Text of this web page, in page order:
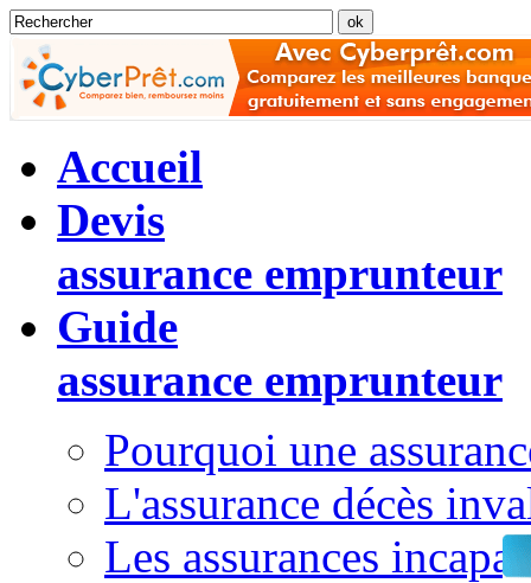
Accueil
Devis
assurance emprunteur
Guide
assurance emprunteur
Pourquoi une
L'assurance décès
Les assurances